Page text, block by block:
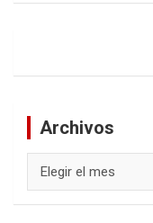
Archivos